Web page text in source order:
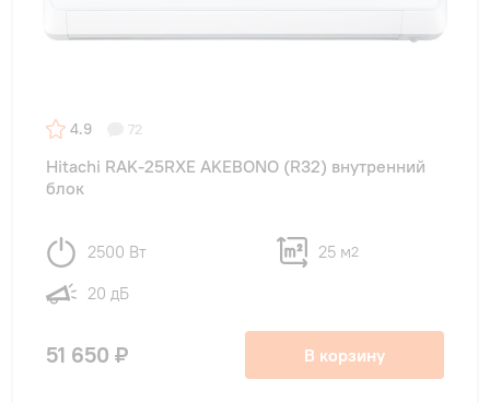
4.9 72
Hitachi RAK-25RXE AKEBONO (R32) внутренний
блок
2500 Вт 25 м2
20 дБ
51 650 ₽ В корзину